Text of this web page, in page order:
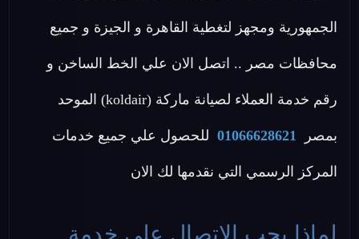
الجمهورية ومجهز لتغطية القاهرة و الجيزة و جميع
محافظات مصر .. اتصل الان علي الخط الساخن و
رقم خدمة العملاء لصيانة ماركة (koldair) الموحد
بمصر 01066628621 للحصول علي جميع خدمات
المركز الرسمي التي نقدمها لك الان
لماذا يجب الاتصال على خدمة